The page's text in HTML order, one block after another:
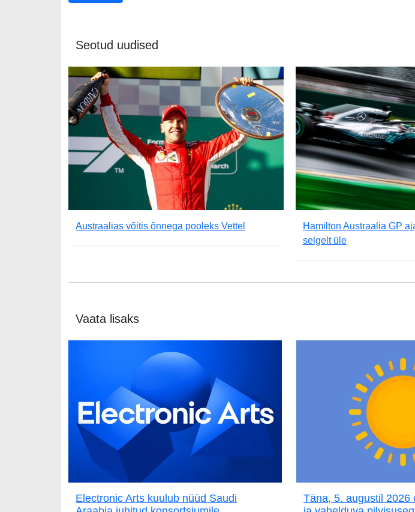
Seotud uudised
Austraalias võitis õnnega pooleks Vettel
Hamilton Austraalia GP
selgelt üle
Vaata lisaks
Electronic Arts kuulub nüüd Saudi
Täna, 5. augustil 2026